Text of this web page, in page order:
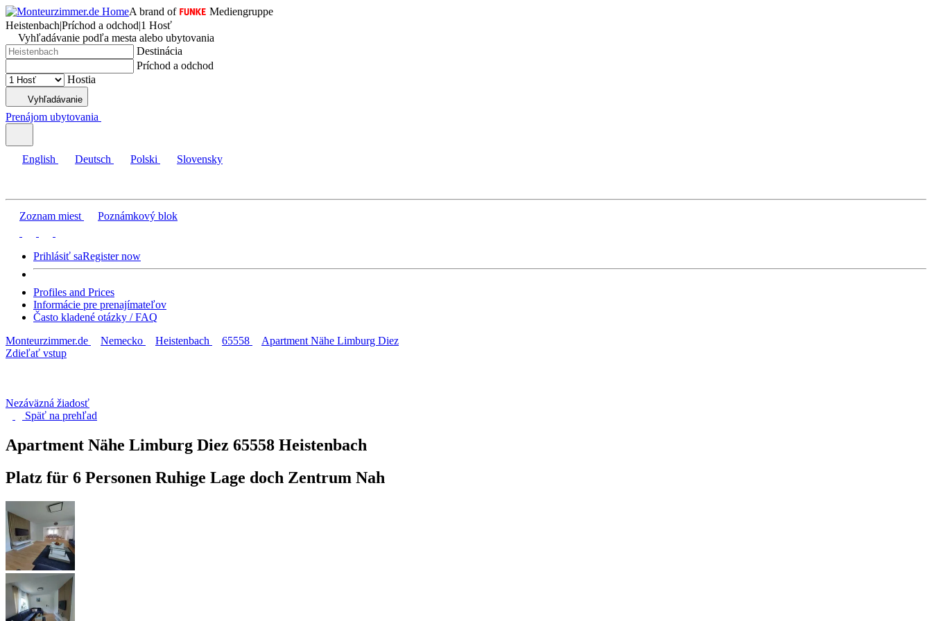
A brand of
Mediengruppe
Heistenbach|Príchod a odchod|1 Hosť
Vyhľadávanie podľa mesta alebo ubytovania
Destinácia
Príchod a odchod
Hostia
Vyhľadávanie
Prenájom ubytovania
English Deutsch Polski Slovensky
Zoznam miest Poznámkový blok
Prihlásiť saRegister now
Profiles and Prices
Informácie pre prenajímateľov
Často kladené otázky / FAQ
Monteurzimmer.de
Nemecko Heistenbach 65558
Apartment Nähe Limburg Diez
Zdieľať vstup
Nezáväzná žiadosť
Späť na prehľad
Apartment Nähe Limburg Diez 65558 Heistenbach
Platz für 6 Personen Ruhige Lage doch Zentrum Nah